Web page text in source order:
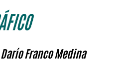
Darío Franco Medina